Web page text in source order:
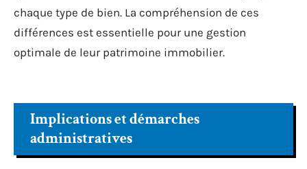
chaque type de bien. La compréhension de ces
différences est essentielle pour une gestion
optimale de leur patrimoine immobilier.
Implications et démarches
administratives